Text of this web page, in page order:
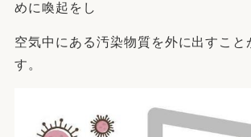
めに喚起をし
空気中にある汚染物質を外に出すこと
す。